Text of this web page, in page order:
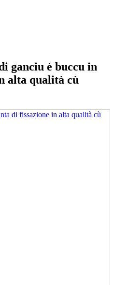
ganciu è buccu in
alta qualità cù